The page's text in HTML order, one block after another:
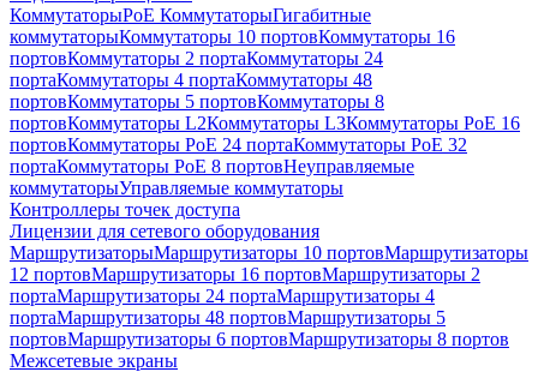
КоммутаторыPoE КоммутаторыГигабитные
коммутаторыКоммутаторы 10 портовКоммутаторы 16
портовКоммутаторы 2 портаКоммутаторы 24
портаКоммутаторы 4 портаКоммутаторы 48
портовКоммутаторы 5 портовКоммутаторы 8
портовКоммутаторы L2Коммутаторы L3Коммутаторы PoE 16
портовКоммутаторы PoE 24 портаКоммутаторы PoE 32
портаКоммутаторы PoE 8 портовНеуправляемые
коммутаторыУправляемые коммутаторы
Контроллеры точек доступа
Лицензии для сетевого оборудования
МаршрутизаторыМаршрутизаторы 10 портовМаршрутизаторы
12 портовМаршрутизаторы 16 портовМаршрутизаторы 2
портаМаршрутизаторы 24 портаМаршрутизаторы 4
портаМаршрутизаторы 48 портовМаршрутизаторы 5
портовМаршрутизаторы 6 портовМаршрутизаторы 8 портов
Межсетевые экраны